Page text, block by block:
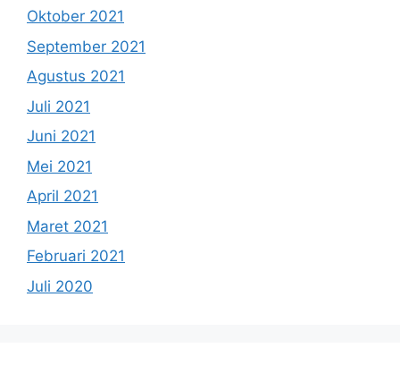
Oktober 2021
September 2021
Agustus 2021
Juli 2021
Juni 2021
Mei 2021
April 2021
Maret 2021
Februari 2021
Juli 2020